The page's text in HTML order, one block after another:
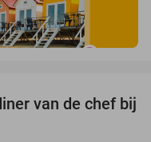
36%
van de chef bij